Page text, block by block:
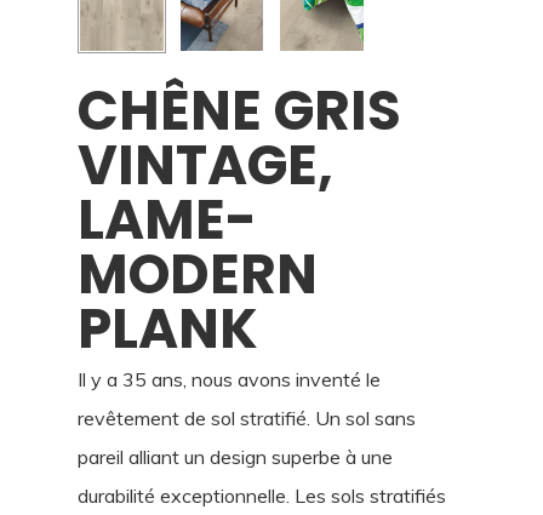
CHÊNE GRIS
VINTAGE,
LAME-
MODERN
PLANK
Il y a 35 ans, nous avons inventé le
revêtement de sol stratifié. Un sol sans
pareil alliant un design superbe à une
durabilité exceptionnelle. Les sols stratifiés